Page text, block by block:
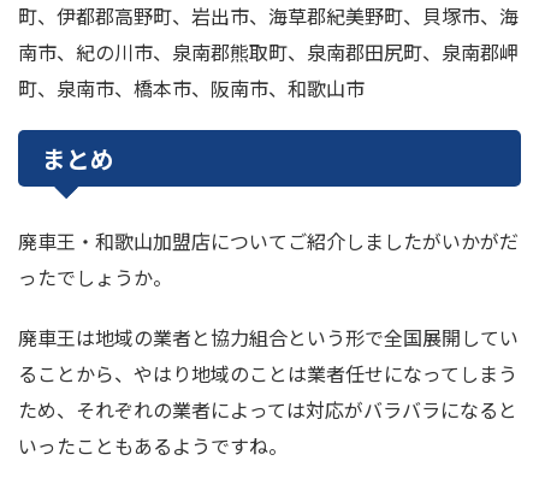
町、伊都郡高野町、岩出市、海草郡紀美野町、貝塚市、海
南市、紀の川市、泉南郡熊取町、泉南郡田尻町、泉南郡岬
町、泉南市、橋本市、阪南市、和歌山市
まとめ
廃車王・和歌山加盟店についてご紹介しましたがいかがだ
ったでしょうか。
廃車王は地域の業者と協力組合という形で全国展開してい
ることから、やはり地域のことは業者任せになってしまう
ため、それぞれの業者によっては対応がバラバラになると
いったこともあるようですね。